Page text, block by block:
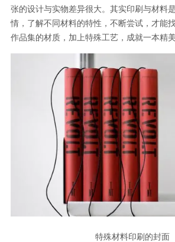
张的设计与实物差异很大。其实印刷与材料
情，了解不同材料的特性，不断尝试，才能
作品集的材质，加上特殊工艺，成就一本精美
特殊材料印刷的封面